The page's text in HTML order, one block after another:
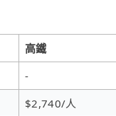
高鐵
-
$2,740/人